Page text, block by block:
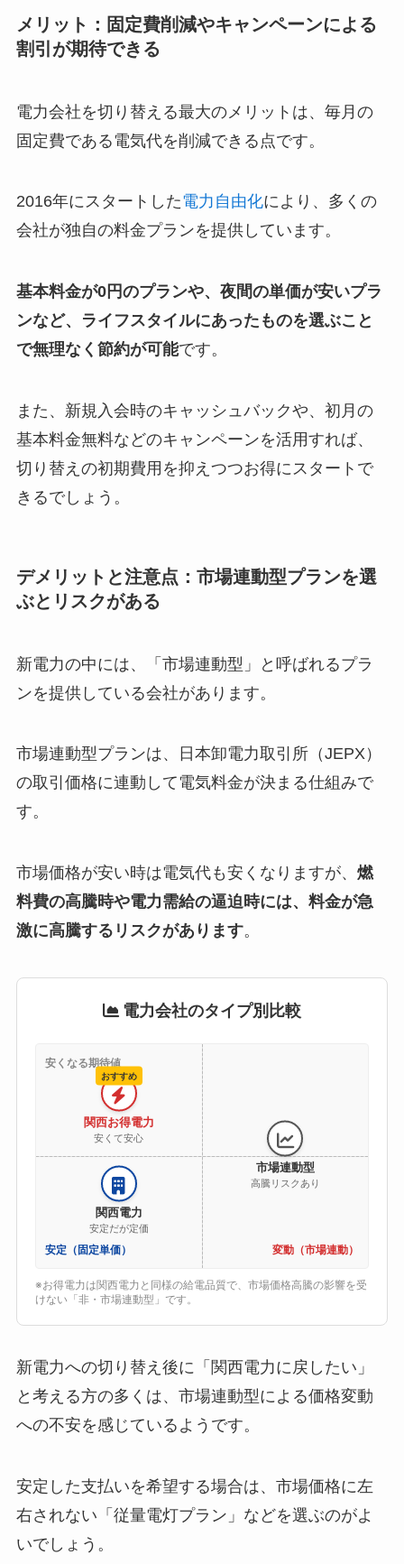
メリット：固定費削減やキャンペーンによる
割引が期待できる
電力会社を切り替える最大のメリットは、毎月の
固定費である電気代を削減できる点です。
2016年にスタートした電力自由化により、多くの
会社が独自の料金プランを提供しています。
基本料金が0円のプランや、夜間の単価が安いプラ
ンなど、ライフスタイルにあったものを選ぶこと
で無理なく節約が可能です。
また、新規入会時のキャッシュバックや、初月の
基本料金無料などのキャンペーンを活用すれば、
切り替えの初期費用を抑えつつお得にスタートで
きるでしょう。
デメリットと注意点：市場連動型プランを選
ぶとリスクがある
新電力の中には、「市場連動型」と呼ばれるプラ
ンを提供している会社があります。
市場連動型プランは、日本卸電力取引所（JEPX）
の取引価格に連動して電気料金が決まる仕組みで
す。
市場価格が安い時は電気代も安くなりますが、 燃
料費の高騰時や電力需給の逼迫時には、料金が急
激に高騰するリスクがあります。
電力会社のタイプ別比較
安くなる期待値
安定（固定単価） 変動（市場連動）
おすすめ
関西お得電力
安くて安心
関西電力
安定だが定価
市場連動型
高騰リスクあり
※お得電力は関西電力と同様の給電品質で、市場価格高騰の影響を受
けない「非・市場連動型」です。
新電力への切り替え後に「関西電力に戻したい」
と考える方の多くは、市場連動型による価格変動
への不安を感じているようです。
安定した支払いを希望する場合は、市場価格に左
右されない「従量電灯プラン」などを選ぶのがよ
いでしょう。